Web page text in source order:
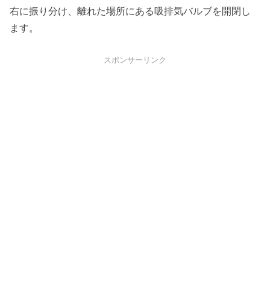
右に振り分け、離れた場所にある吸排気バルブを開閉し
ます。
スポンサーリンク